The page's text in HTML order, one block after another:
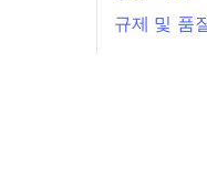
규제 및 품